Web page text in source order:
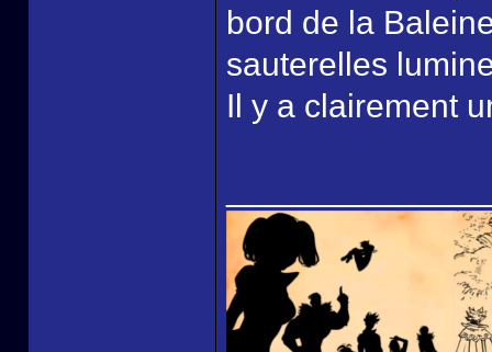
bord de la
sauterelles
Il y a clairement